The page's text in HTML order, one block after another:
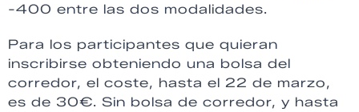
-400 entre las dos modalidades.
Para los participantes que quieran
inscribirse obteniendo una bolsa del
corredor, el coste, hasta el 22 de marzo,
es de 30€. Sin bolsa de corredor, y hasta